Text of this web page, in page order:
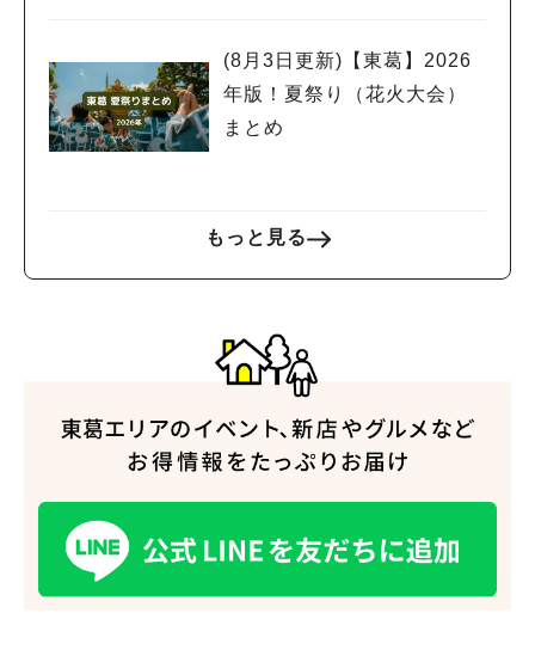
(8月3日更新)【東葛】2026
年版！夏祭り（花火大会）
まとめ
もっと見る